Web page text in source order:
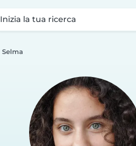
Inizia la tua ricerca
Selma